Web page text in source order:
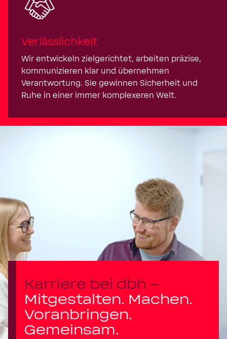
Verlässlichkeit
Wir entwickeln zielgerichtet, arbeiten präzise,
kommunizieren klar und übernehmen
Verantwortung. Sie gewinnen Sicherheit und
Ruhe in einer immer komplexeren Welt.
Karriere bei dbh –
Mitgestalten. Machen.
Voranbringen.
Gemeinsam.